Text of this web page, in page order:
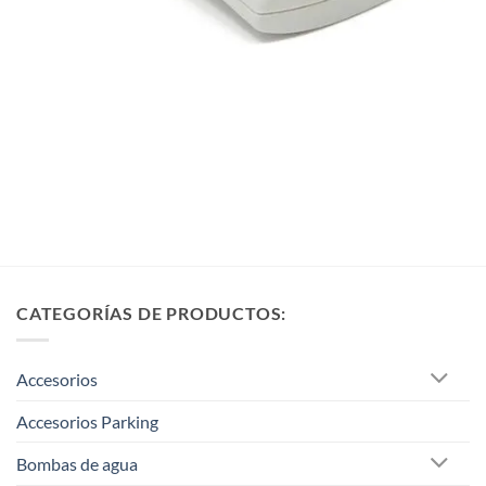
CATEGORÍAS DE PRODUCTOS:
Accesorios
Accesorios Parking
Bombas de agua